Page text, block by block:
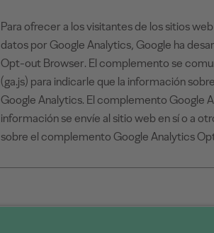
Para ofrecer a los visitantes de los sitios
datos por Google Analytics, Google ha
Opt-out Browser. El complemento se
(ga.js) para indicarle que la información
Google Analytics. El complemento Google
información se envíe al sitio web en sí o a
sobre el complemento Google Analytics